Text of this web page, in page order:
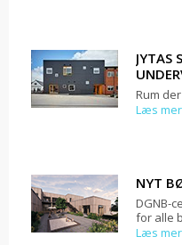
JYTAS
Rum
Læs
NYT
DGNB-
for alle
Læs